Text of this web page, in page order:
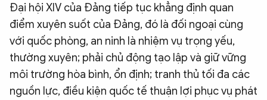
Đại hội XIV của Đảng tiếp tục khẳng định quan
điểm xuyên suốt của Đảng, đó là đối ngoại cùng
với quốc phòng, an ninh là nhiệm vụ trọng yếu,
thường xuyên; phải chủ động tạo lập và giữ vững
môi trường hòa bình, ổn định; tranh thủ tối đa các
nguồn lực, điều kiện quốc tế thuận lợi phục vụ phát